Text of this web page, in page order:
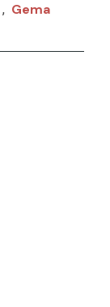
, Gema